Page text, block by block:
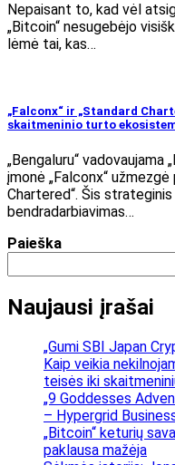
Nepaisant to, kad vėl
„Bitcoin“ nesugebėjo
lėmė tai, kas…
„Falconx“ ir „Standard
skaitmeninio turto
„Bengaluru“ vadovaujama
įmonė „Falconx“
Chartered“. Šis strateginis
bendradarbiavimas…
Paieška
Naujausi įrašai
„Gumi SBI Japan
Kaip veikia
teisės iki
„9 Goddesses
– Hypergrid
„Bitcoin“ keturių
paklausa mažėja